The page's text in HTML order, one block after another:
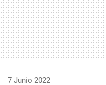
7 Junio 2022